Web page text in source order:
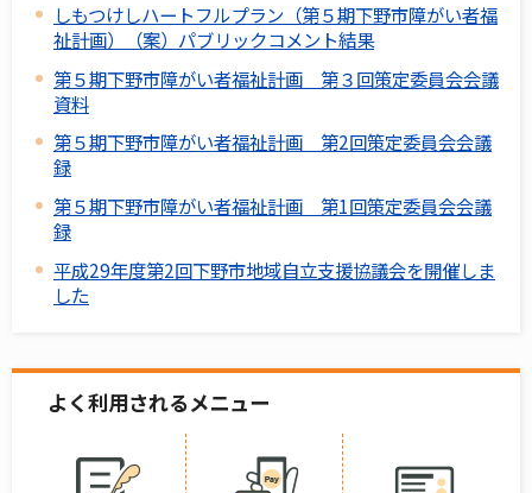
しもつけしハートフルプラン（第５期下野市障がい者福
祉計画）（案）パブリックコメント結果
第５期下野市障がい者福祉計画 第３回策定委員会会議
資料
第５期下野市障がい者福祉計画 第2回策定委員会会議
録
第５期下野市障がい者福祉計画 第1回策定委員会会議
録
平成29年度第2回下野市地域自立支援協議会を開催しま
した
よく利用されるメニュー